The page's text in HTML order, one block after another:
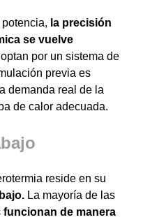
la precisión
se vuelve
por un sistema de
previa es
demanda real de la
de calor adecuada.
reside en su
La mayoría de las
funcionan de manera